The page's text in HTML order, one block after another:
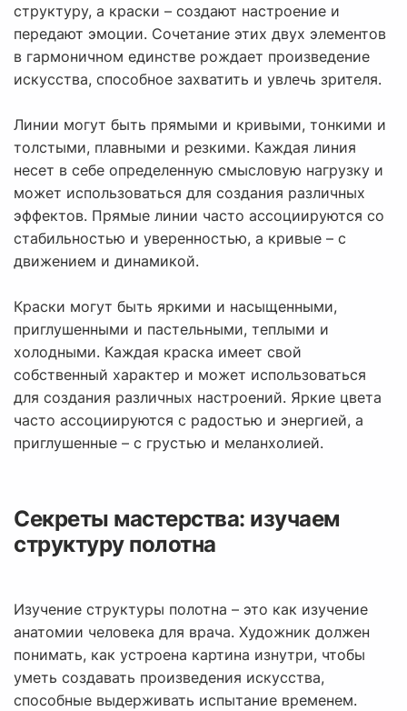
структуру, а краски – создают настроение и
передают эмоции. Сочетание этих двух элементов
в гармоничном единстве рождает произведение
искусства, способное захватить и увлечь зрителя.
Линии могут быть прямыми и кривыми, тонкими и
толстыми, плавными и резкими. Каждая линия
несет в себе определенную смысловую нагрузку и
может использоваться для создания различных
эффектов. Прямые линии часто ассоциируются со
стабильностью и уверенностью, а кривые – с
движением и динамикой.
Краски могут быть яркими и насыщенными,
приглушенными и пастельными, теплыми и
холодными. Каждая краска имеет свой
собственный характер и может использоваться
для создания различных настроений. Яркие цвета
часто ассоциируются с радостью и энергией, а
приглушенные – с грустью и меланхолией.
Секреты мастерства: изучаем
структуру полотна
Изучение структуры полотна – это как изучение
анатомии человека для врача. Художник должен
понимать, как устроена картина изнутри, чтобы
уметь создавать произведения искусства,
способные выдерживать испытание временем.